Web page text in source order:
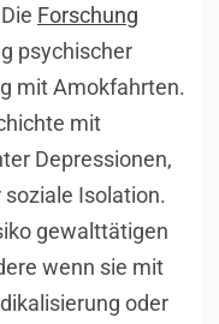
Forschung
psychischer
mit Amokfahrten.
mit
Depressionen,
Isolation.
gewalttätigen
wenn sie mit
oder